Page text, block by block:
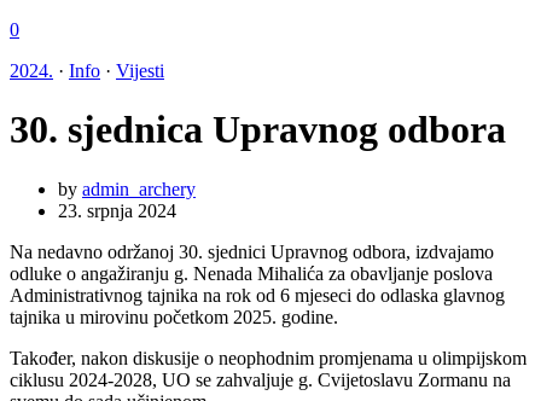
0
2024. · Info · Vijesti
30. sjednica Upravnog odbora
by admin_archery
23. srpnja 2024
Na nedavno održanoj 30. sjednici Upravnog odbora, izdvajamo
odluke o angažiranju g. Nenada Mihalića za obavljanje poslova
Administrativnog tajnika na rok od 6 mjeseci do odlaska glavnog
tajnika u mirovinu početkom 2025. godine.
Također, nakon diskusije o neophodnim promjenama u olimpijskom
ciklusu 2024-2028, UO se zahvaljuje g. Cvijetoslavu Zormanu na